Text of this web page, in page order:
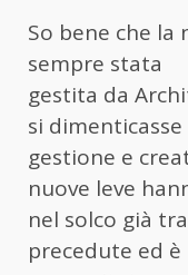
So bene che la
sempre stata
gestita da
si
gestione e
nuove leve
nel solco già
precedute ed